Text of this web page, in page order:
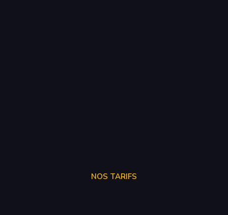
NOS TARIFS